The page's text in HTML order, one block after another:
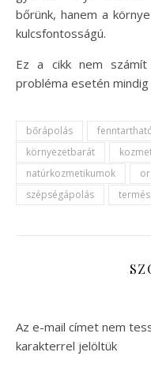
bőrünk, hanem a
kulcsfontosságú.
Ez a cikk nem számít
probléma esetén
bőrápolás
környezetbarát
natúrkozmetikumok
szépségápolás
Az e-mail címet nem
karakterrel jelöltük